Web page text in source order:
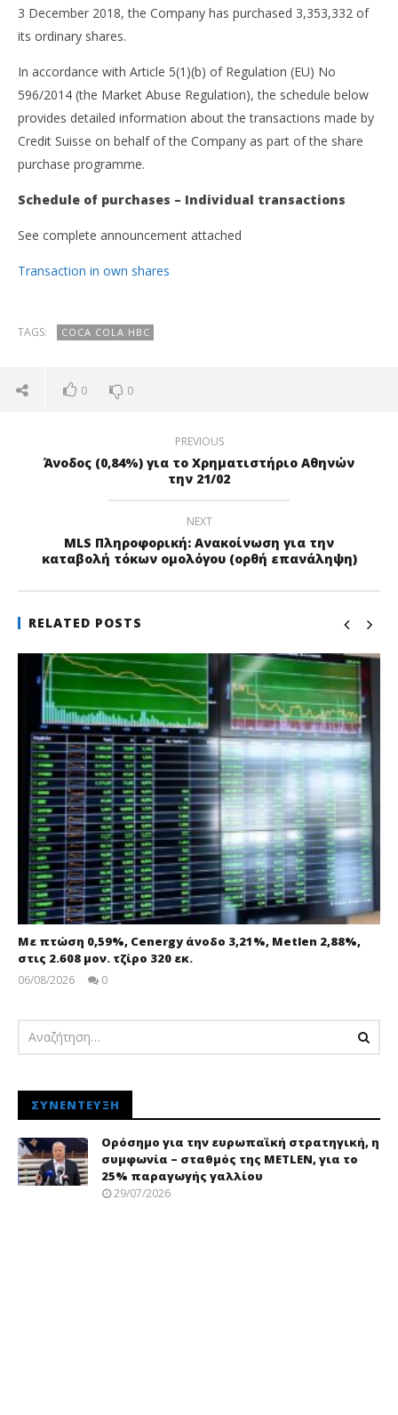
3 December 2018, the Company has purchased 3,353,332 of
its ordinary shares.
In accordance with Article 5(1)(b) of Regulation (EU) No
596/2014 (the Market Abuse Regulation), the schedule below
provides detailed information about the transactions made by
Credit Suisse on behalf of the Company as part of the share
purchase programme.
Schedule of purchases – Individual transactions
See complete announcement attached
Transaction in own shares
TAGS: COCA COLA HBC
0 0
PREVIOUS
Άνοδος (0,84%) για το Χρηματιστήριο Αθηνών
την 21/02
NEXT
MLS Πληροφορική: Ανακοίνωση για την
καταβολή τόκων ομολόγου (ορθή επανάληψη)
RELATED POSTS
Με πτώση 0,59%, Cenergy άνοδο 3,21%, Metlen 2,88%,
στις 2.608 μον. τζίρο 320 εκ.
06/08/2026
0
ΣΥΝΈΝΤΕΥΞΗ
Ορόσημο για την ευρωπαϊκή στρατηγική, η
συμφωνία – σταθμός της METLEN, για το
25% παραγωγής γαλλίου
29/07/2026